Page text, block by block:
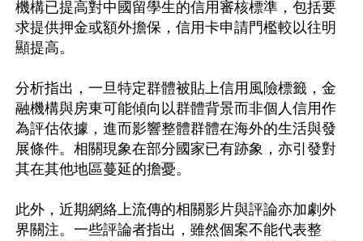
機構已提高對中國留學生的信用審核標準，包括要
求提供押金或額外擔保，信用卡申請門檻較以往明
顯提高。
分析指出，一旦特定群體被貼上信用風險標籤，金
融機構與房東可能傾向以群體背景而非個人信用作
為評估依據，進而影響整體群體在海外的生活與發
展條件。相關現象在部分國家已有跡象，亦引發對
其在其他地區蔓延的擔憂。
此外，近期網絡上流傳的相關影片與評論亦加劇外
界關注。一些評論者指出，雖然個案不能代表整